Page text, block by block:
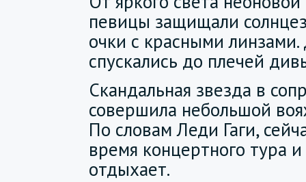
певицы защищали
очки с красными
спускались до плечей
Скандальная звезда в
совершила небольшой
По словам Леди Гаги,
время концертного тура
отдыхает.